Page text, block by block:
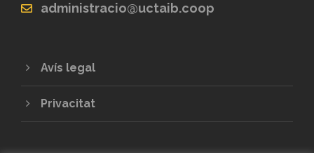
administracio@uctaib.coop
Avís legal
Privacitat